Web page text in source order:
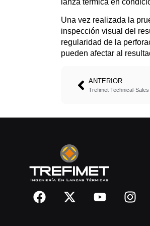
Una vez realizada la
inspección visual del
regularidad de la
pueden afectar al
ANTERIOR